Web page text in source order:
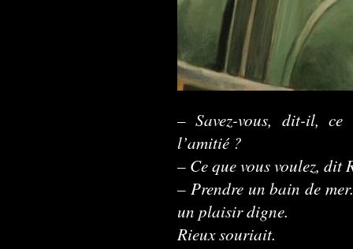
– Savez-vous, dit-il,
l’amitié ?
– Ce que vous voulez, dit
– Prendre un bain de
un plaisir digne.
Rieux souriait.